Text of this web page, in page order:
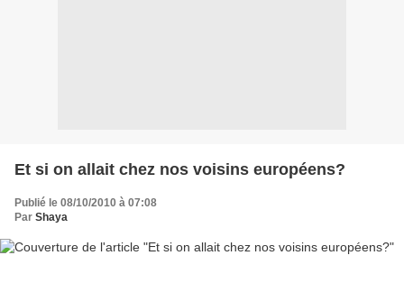
Et si on allait chez nos voisins européens?
Publié le 08/10/2010 à 07:08
Par Shaya